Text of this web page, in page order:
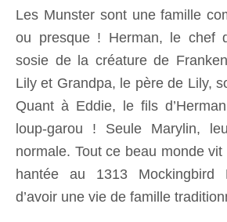
Les Munster sont une famille
ou presque ! Herman, le chef
sosie de la créature de
Lily et Grandpa, le père de Lily,
Quant à Eddie, le fils
loup-garou ! Seule Marylin,
normale. Tout ce beau monde
hantée au 1313 Mockingbird
d’avoir une vie de famille